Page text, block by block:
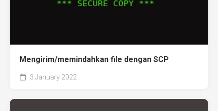
Mengirim/memindahkan file dengan SCP
3 January 2022